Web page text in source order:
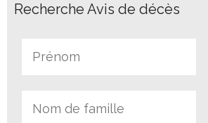
Services
Avis de décès
Recherche Avis de décès